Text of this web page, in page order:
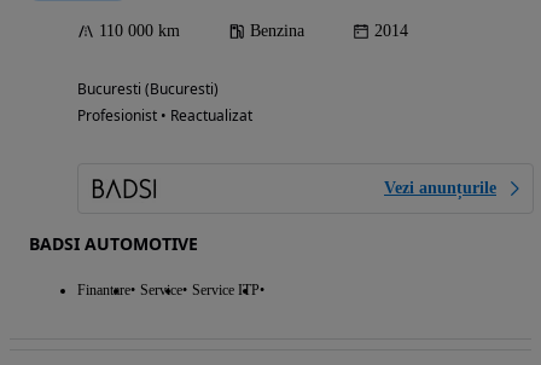
110 000 km Benzina 2014
Bucuresti (Bucuresti)
Profesionist • Reactualizat
Vezi anunțurile
BADSI AUTOMOTIVE
Finantare Service Service ITP